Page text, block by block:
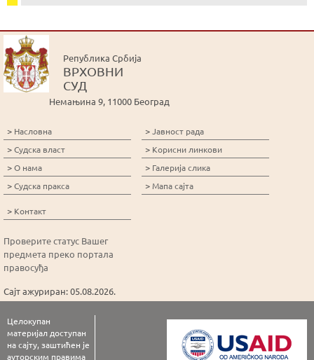
Република Србија
ВРХОВНИ
СУД
Немањина 9, 11000 Београд
> Насловна
>Судска власт
>О нама
>Судска пракса
>Јавност рада
> Корисни линкови
> Галерија слика
>Мапа сајта
> Контакт
Проверите статус Вашег
предмета преко портала
правосуђа
Сајт ажуриран: 05.08.2026.
Целокупан
материјал доступан
на сајту, заштићен је
ауторским правима